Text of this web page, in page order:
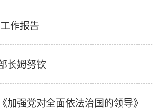
作报告
长姆努钦
加强党对全面依法治国的领导》